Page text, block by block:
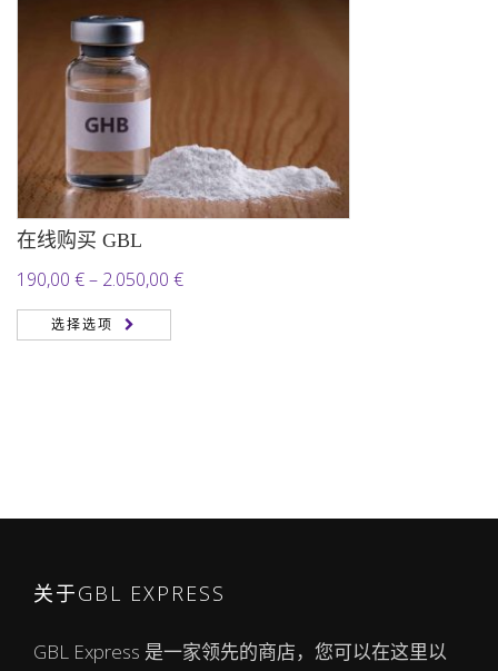
在线购买 GBL
190,00 €– 2.050,00 €价
选择选项
关于GBL EXPRESS
GBL Express 是一家领先的商店，您可以在这里以